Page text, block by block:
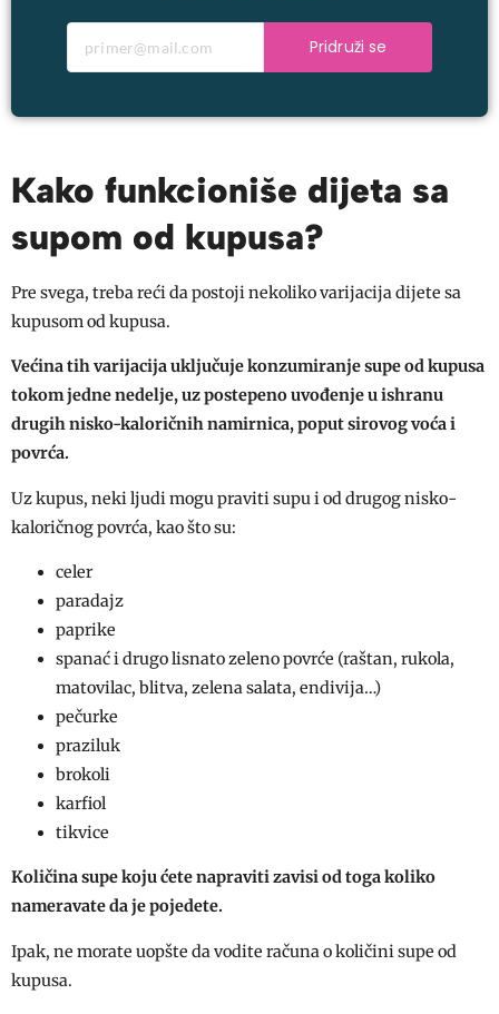
Pridruži se
Kako funkcioniše dijeta sa
supom od kupusa?
Pre svega, treba reći da postoji nekoliko varijacija dijete sa
kupusom od kupusa.
Većina tih varijacija uključuje konzumiranje supe od kupusa
tokom jedne nedelje, uz postepeno uvođenje u ishranu
drugih nisko-kaloričnih namirnica, poput sirovog voća i
povrća.
Uz kupus, neki ljudi mogu praviti supu i od drugog nisko-
kaloričnog povrća, kao što su:
celer
paradajz
paprike
spanać i drugo lisnato zeleno povrće (raštan, rukola,
matovilac, blitva, zelena salata, endivija…)
pečurke
praziluk
brokoli
karfiol
tikvice
Količina supe koju ćete napraviti zavisi od toga koliko
nameravate da je pojedete.
Ipak, ne morate uopšte da vodite računa o količini supe od
kupusa.